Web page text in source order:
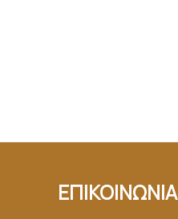
ΕΠΙΚΟΙΝΩΝΙΑ